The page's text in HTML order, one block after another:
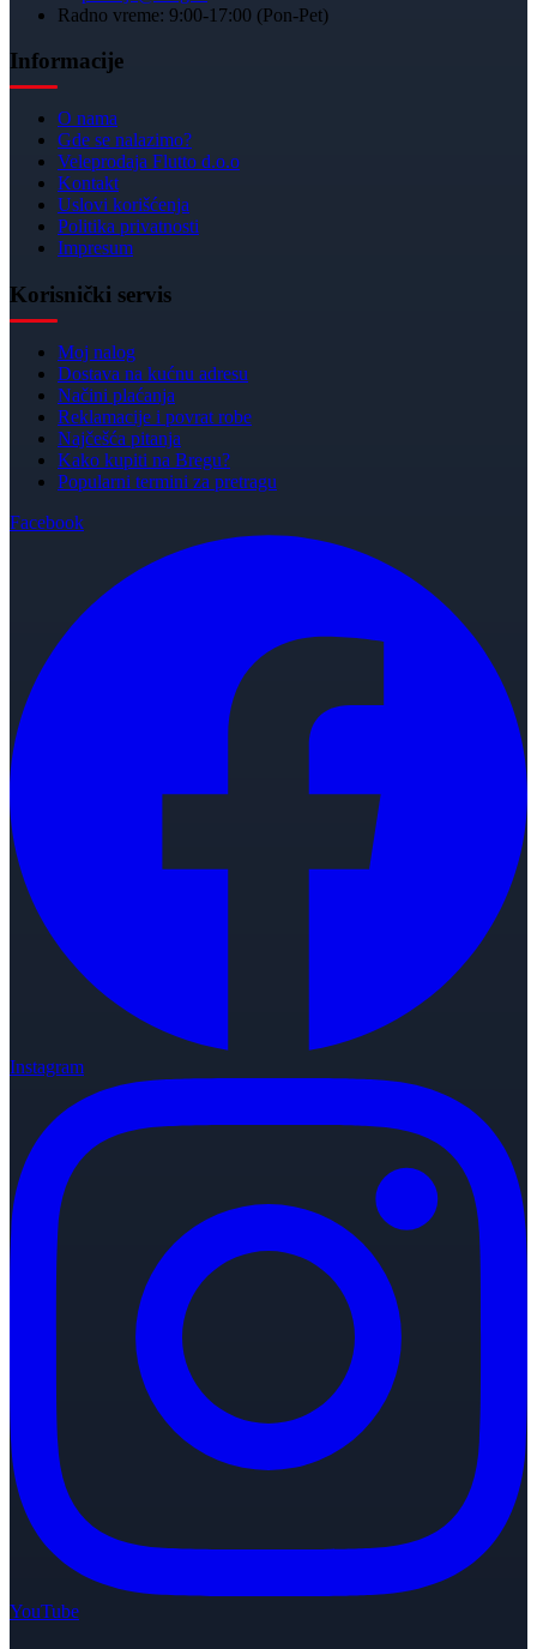
Radno vreme: 9:00-17:00 (Pon-Pet)
Informacije
O nama
Gde se nalazimo?
Veleprodaja Flutto d.o.o
Kontakt
Uslovi korišćenja
Politika privatnosti
Impresum
Korisnički servis
Moj nalog
Dostava na kućnu adresu
Načini plaćanja
Reklamacije i povrat robe
Najčešća pitanja
Kako kupiti na Bregu?
Popularni termini za pretragu
Facebook
Instagram
YouTube